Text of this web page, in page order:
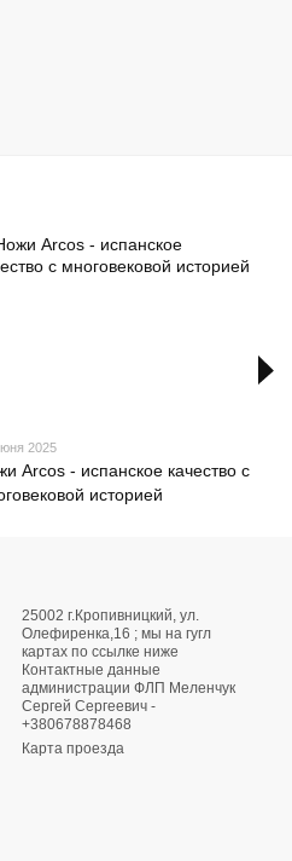
2025
Arcos - испанское качество с
историей
25002 г.Кропивницкий, ул.
Олефиренка,16 ; мы на гугл
картах по ссылке ниже
Контактные данные
администрации ФЛП Меленчук
Сергей Сергеевич -
+380678878468
Карта проезда